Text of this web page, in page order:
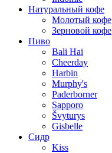
Натуральный кофе
Молотый кофе
Зерновой кофе
Пиво
Bali Hai
Cheerday
Harbin
Murphy's
Paderborner
Sapporo
Švyturys
Gisbelle
Сидр
Kiss